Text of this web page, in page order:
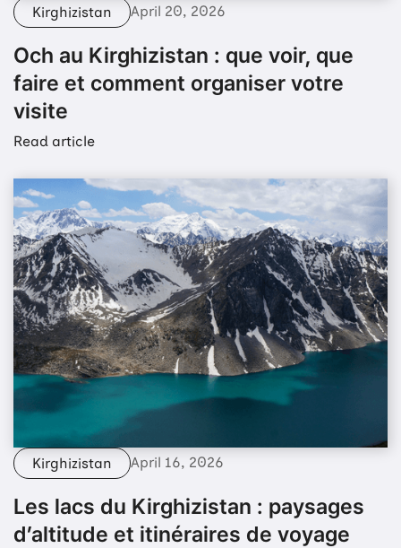
Kirghizistan April 20, 2026
Och au Kirghizistan : que voir, que
faire et comment organiser votre
visite
Read article
Kirghizistan April 16, 2026
Les lacs du Kirghizistan : paysages
d’altitude et itinéraires de voyage